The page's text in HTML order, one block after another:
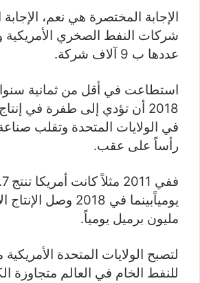
الإجابة المختصرة هي نعم،
شركات النفط الصخري الأمريكية
عددها ب 9 آلاف شركة.
2018 أن تؤدي إلى طفرة في
في الولايات المتحدة وتقلب
رأساً على عقب.
مليون برميل يومياً.
لتصبح الولايات المتحدة الأمريكية
للنفط الخام في العالم متجاوزة